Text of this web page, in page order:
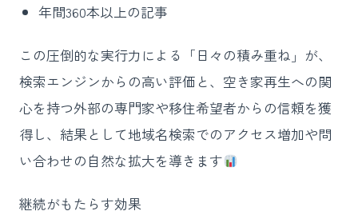
年間360本以上の記事
この圧倒的な実行力による「日々の積み重ね」が、
検索エンジンからの高い評価と、空き家再生への関
心を持つ外部の専門家や移住希望者からの信頼を獲
得し、結果として地域名検索でのアクセス増加や問
い合わせの自然な拡大を導きます
継続がもたらす効果